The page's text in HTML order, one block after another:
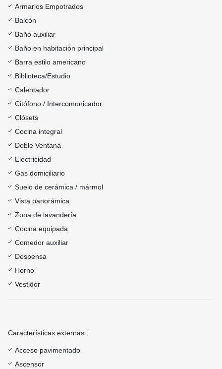
Armarios Empotrados
Balcón
Baño auxiliar
Baño en habitación principal
Barra estilo americano
Biblioteca/Estudio
Calentador
Citófono / Intercomunicador
Clósets
Cocina integral
Doble Ventana
Electricidad
Gas domiciliario
Suelo de cerámica / mármol
Vista panorámica
Zona de lavandería
Cocina equipada
Comedor auxiliar
Despensa
Horno
Vestidor
Características externas :
Acceso pavimentado
Ascensor